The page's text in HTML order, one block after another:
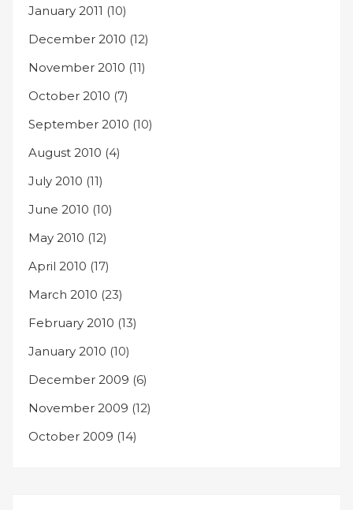
January 2011 (10)
December 2010 (12)
November 2010 (11)
October 2010 (7)
September 2010 (10)
August 2010 (4)
July 2010 (11)
June 2010 (10)
May 2010 (12)
April 2010 (17)
March 2010 (23)
February 2010 (13)
January 2010 (10)
December 2009 (6)
November 2009 (12)
October 2009 (14)